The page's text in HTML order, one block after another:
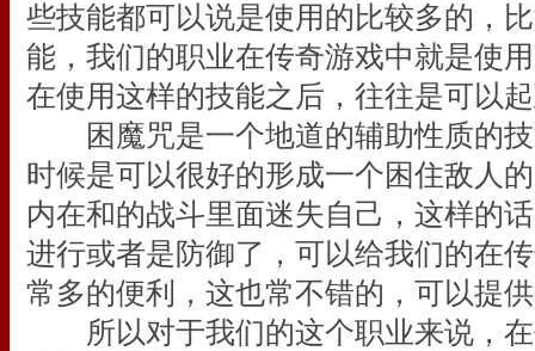
些技能都可以说是使用的比较多的，
能，我们的职业在传奇游戏中就是使
在使用这样的技能之后，往往是可以
困魔咒是一个地道的辅助性质的技
时候是可以很好的形成一个困住敌人
内在和的战斗里面迷失自己，这样的
进行或者是防御了，可以给我们的在
常多的便利，这也常不错的，可以提
所以对于我们的这个职业来说，在